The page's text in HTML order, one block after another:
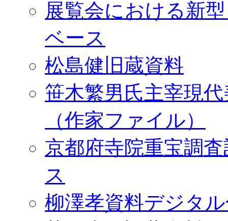
展覧会における新
ベース
松島健旧蔵資料
笹木繁男氏主宰現
（作家ファイル）
京都府寺院重宝調
ス
柳澤孝資料デジタ